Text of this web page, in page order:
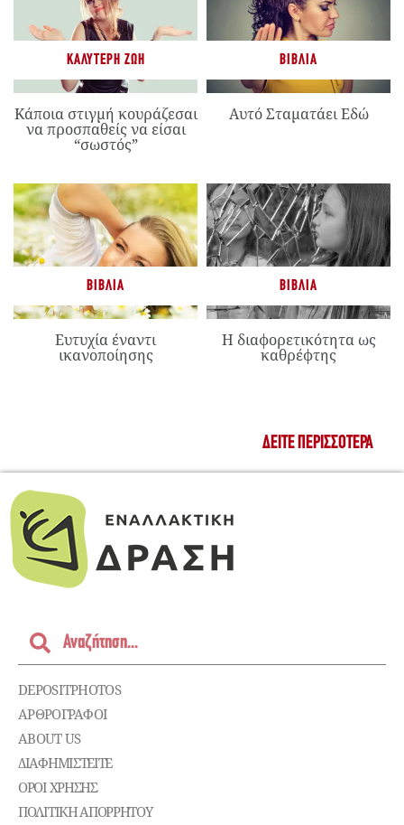
ΚΑΛΎΤΕΡΗ ΖΩΉ
Κάποια στιγμή κουράζεσαι
να προσπαθείς να είσαι
“σωστός”
ΒΙΒΛΊΑ
Αυτό Σταματάει Εδώ
ΒΙΒΛΊΑ
Ευτυχία έναντι
ικανοποίησης
ΒΙΒΛΊΑ
Η διαφορετικότητα ως
καθρέφτης
ΔΕΊΤΕ ΠΕΡΙΣΣΌΤΕΡΑ
DEPOSITPHOTOS
ΑΡΘΡΟΓΡΑΦΟΙ
ABOUT US
ΔΙΑΦΗΜΙΣΤΕΊΤΕ
ΌΡΟΙ ΧΡΉΣΗΣ
ΠΟΛΙΤΙΚΉ ΑΠΟΡΡΉΤΟΥ